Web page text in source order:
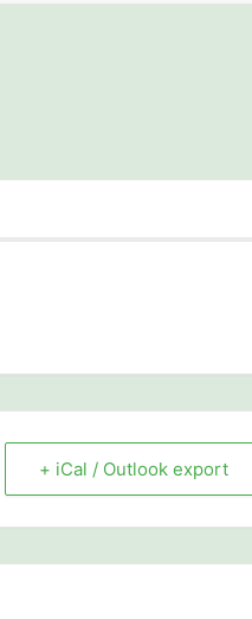
+ iCal / Outlook export